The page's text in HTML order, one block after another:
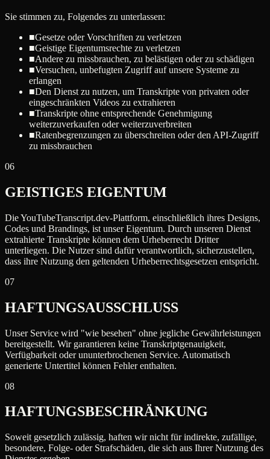
Sie stimmen zu, Folgendes zu unterlassen:
■Gesetze oder Vorschriften zu verletzen
■Geistige Eigentumsrechte zu verletzen
■Andere zu missbrauchen, zu belästigen oder zu schädigen
■Versuchen, unbefugten Zugriff auf unsere Systeme zu
erlangen
■Den Dienst zu nutzen, um Transkripte von privaten oder
eingeschränkten Videos zu extrahieren
■Transkripte ohne entsprechende Genehmigung
weiterzuverkaufen oder weiterzuverbreiten
■Ratenbegrenzungen zu überschreiten oder den API-Zugriff
zu missbrauchen
06
GEISTIGES EIGENTUM
Die YouTubeTranscript.dev-Plattform, einschließlich ihres Designs,
Codes und Brandings, ist unser Eigentum. Durch unseren Dienst
extrahierte Transkripte können dem Urheberrecht Dritter
unterliegen. Die Nutzer sind dafür verantwortlich, sicherzustellen,
dass ihre Nutzung den geltenden Urheberrechtsgesetzen entspricht.
07
HAFTUNGSAUSSCHLUSS
Unser Service wird "wie besehen" ohne jegliche Gewährleistungen
bereitgestellt. Wir garantieren keine Transkriptgenauigkeit,
Verfügbarkeit oder ununterbrochenen Service. Automatisch
generierte Untertitel können Fehler enthalten.
08
HAFTUNGSBESCHRÄNKUNG
Soweit gesetzlich zulässig, haften wir nicht für indirekte, zufällige,
besondere, Folge- oder Strafschäden, die sich aus Ihrer Nutzung des